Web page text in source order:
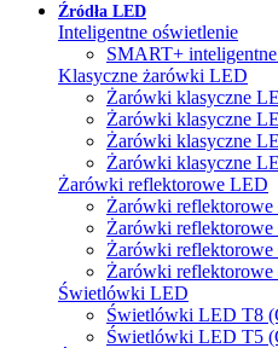
Źródła LED
Inteligentne oświetlenie
SMART+
Klasyczne żarówki LED
Żarówki klasyczne
Żarówki klasyczne
Żarówki klasyczne
Żarówki klasyczne
Żarówki reflektorowe LED
Żarówki
Żarówki
Żarówki
Żarówki
Świetlówki LED
Świetlówki LED T8
Świetlówki LED T5